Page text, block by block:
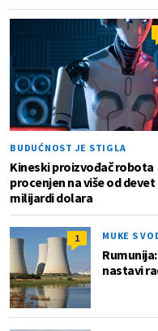
BUDUĆNOST JE STIGLA
Kineski proizvođač robota
procenjen na više od devet
milijardi dolara
1 MUKE S
nastavi